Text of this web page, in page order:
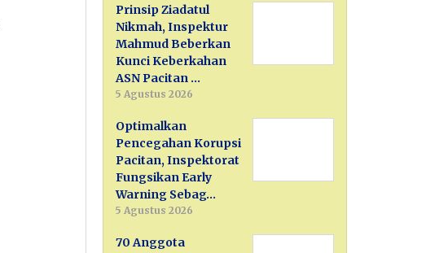
Prinsip Ziadatul
Nikmah, Inspektur
Mahmud Beberkan
Kunci Keberkahan
ASN Pacitan …
5 Agustus 2026
Optimalkan
Pencegahan Korupsi
Pacitan, Inspektorat
Fungsikan Early
Warning Sebag…
5 Agustus 2026
70 Anggota